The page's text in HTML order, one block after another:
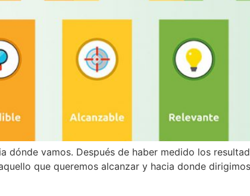
dónde vamos. Después de haber medido los
que queremos alcanzar y hacia donde